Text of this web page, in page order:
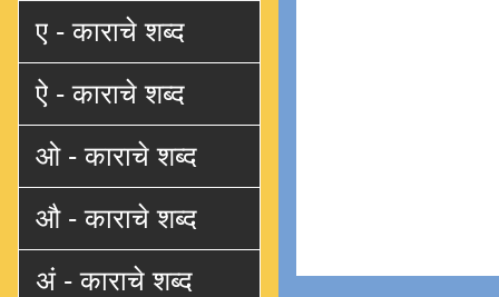
ए - काराचे शब्द
ऐ - काराचे शब्द
ओ - काराचे शब्द
औ - काराचे शब्द
अं - काराचे शब्द